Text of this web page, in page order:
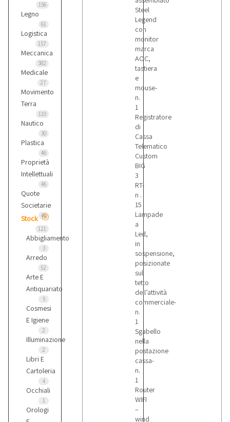
156
Legno
61
Logistica
157
Meccanica
382
Medicale
27
Movimento
Terra
110
Nautico
30
Plastica
46
Proprietà
Intellettuali
46
Quote
Societarie
46
Stock
121
Abbigliamento
3
Arredo
52
Arte E
Antiquariato
5
Cosmesi
E Igiene
2
Illuminazione
2
Libri E
Cartoleria
4
Occhiali
1
Orologi
Steel
Legend
con
monitor
marca
AOC,
tastiera
e
mouse-
n.
1
Registratore
di
Cassa
Telematico
Custom
BIG
3
RT-
n .
15
Lampade
a
Led,
in
sospensione,
posizionate
sul
tetto
dell’attività
commerciale-
n.
1
Sgabello
nella
postazione
cassa-
n.
1
Router
WIFI
–
wind